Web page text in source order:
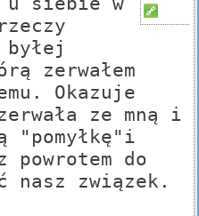
zerwałem
Okazuje
ze mną i
"pomyłkę"i
powrotem do
nasz związek.